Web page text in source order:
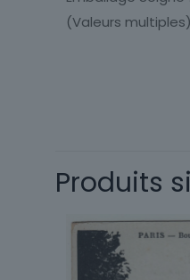
(Valeurs multiples)
Produits